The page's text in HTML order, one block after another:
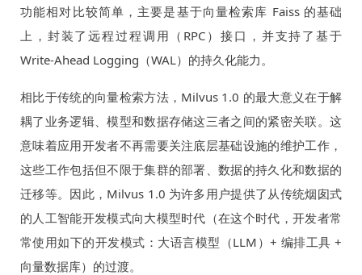
功能相对比较简单，主要是基于向量检索库 Faiss 的基础
上，封装了远程过程调用（RPC）接口，并支持了基于
Write-Ahead Logging（WAL）的持久化能力。
相比于传统的向量检索方法，Milvus 1.0 的最大意义在于解
耦了业务逻辑、模型和数据存储这三者之间的紧密关联。这
意味着应用开发者不再需要关注底层基础设施的维护工作，
这些工作包括但不限于集群的部署、数据的持久化和数据的
迁移等。因此，Milvus 1.0 为许多用户提供了从传统烟囱式
的人工智能开发模式向大模型时代（在这个时代，开发者常
常使用如下的开发模式：大语言模型（LLM）+ 编排工具 +
向量数据库）的过渡。